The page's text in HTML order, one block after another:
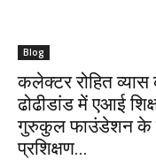
Blog
कलेक्टर रोहित व्यास
ढोढीडांड में एआई
गुरुकुल फाउंडेशन के
प्रशिक्षण...